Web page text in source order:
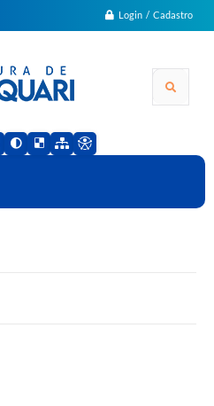
Login / Cadastro